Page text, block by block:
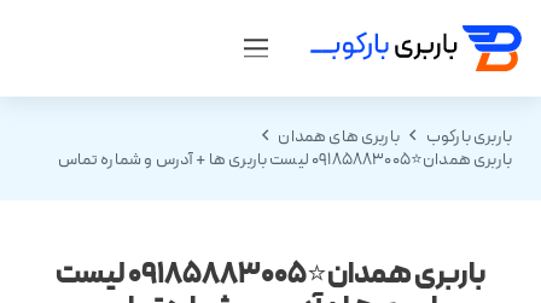
باربری بارکوب
باربری های همدان
باربری همدان⭐️09185883005 لیست باربری ها + آدرس و شماره تماس
باربری همدان⭐️09185883005 لیست